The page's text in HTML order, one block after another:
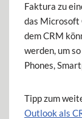
Faktura zu
das Microsoft
dem CRM
werden, um
Phones,
Tipp zum
Outlook als